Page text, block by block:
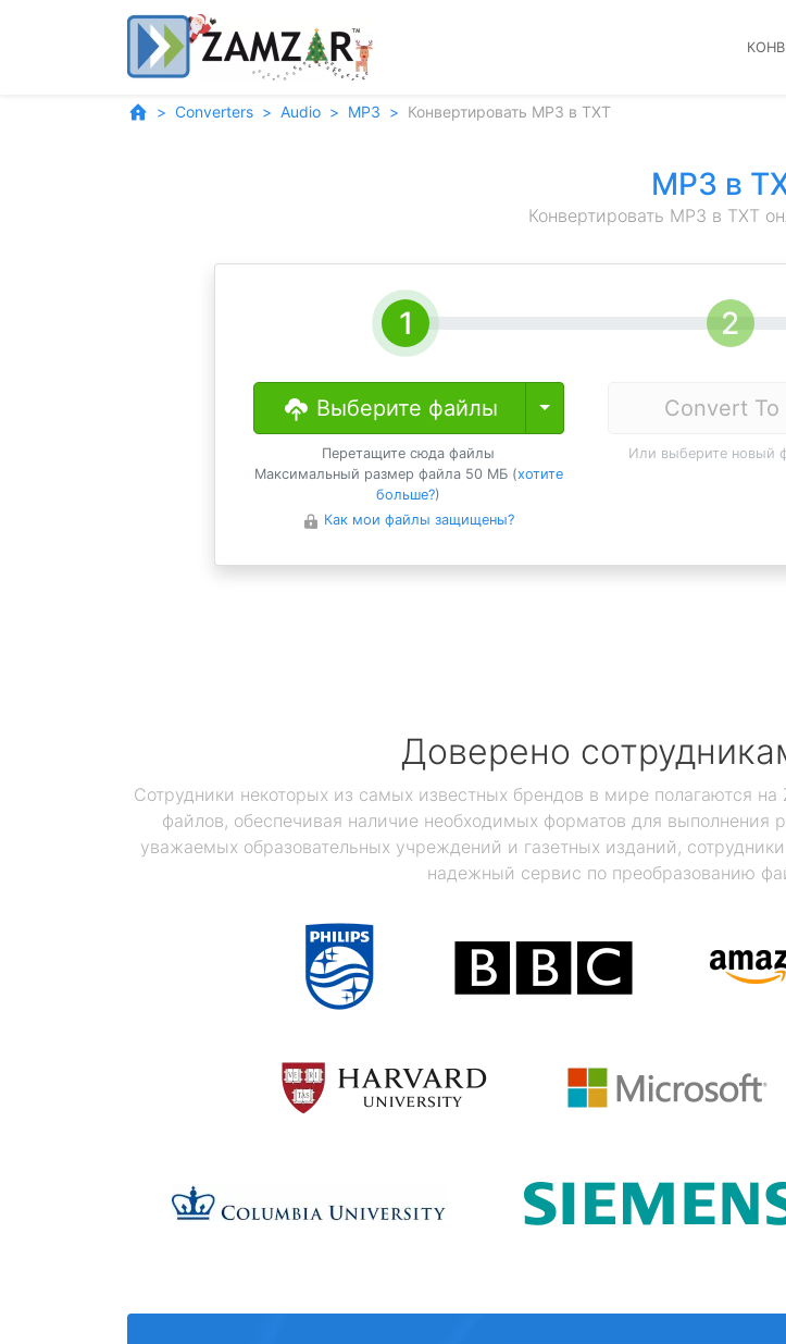
Converters Audio MP3 Конвертировать MP3 в TXT
MP3 в
Конвертировать MP3 в TXT
Выберите файлы Toggle Dropdown
Перетащите сюда файлы
Максимальный размер файла 50 МБ (хотите
больше?)
Как мои файлы защищены?
Или выберите новый
Доверено
Сотрудники некоторых из самых известных брендов в мире полагаются
файлов, обеспечивая наличие необходимых форматов для
уважаемых образовательных учреждений и газетных изданий,
надежный сервис по преобразованию